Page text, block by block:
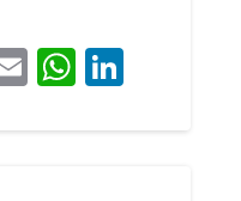
Email